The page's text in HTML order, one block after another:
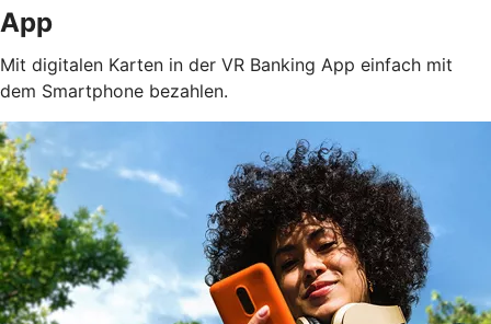
App
Mit digitalen Karten in der VR Banking App einfach mit
dem Smartphone bezahlen.